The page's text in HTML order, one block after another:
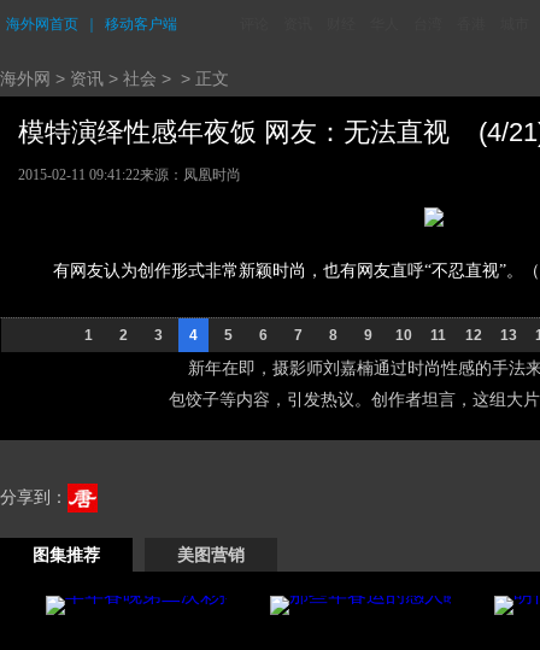
海外网首页 移动客户端
海外网 > 资讯 > 社会 > > 正文
模特演绎性感年夜饭 网友：无法直视 (4/
2015-02-11 09:41:22来源：凤凰时尚
有网友认为创作形式非常新颖时尚，也有网友直呼“不忍直视”。
1 2 3 4 5 6 7 8 9 10 11 12 13
新年在即，摄影师刘嘉楠通过时尚性感的手法
包饺子等内容，引发热议。创作者坦言，这组大
分享到：
图集推荐 美图营销